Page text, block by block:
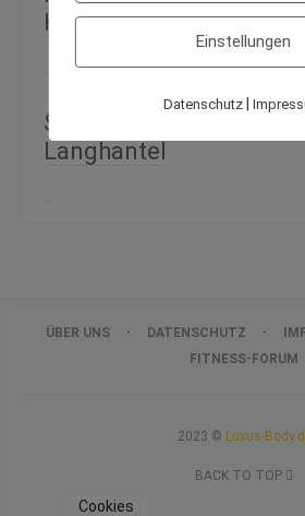
Heben
Senkrechtes
Langhantel
ÜBER UNS DATENSCHUTZ
FITNESS-FORUM
2023 © Luxus-
BACK TO TOP
Cookies
Einstellungen
Datenschutz |